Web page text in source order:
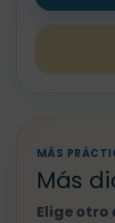
MÁS
Más
Elige otro